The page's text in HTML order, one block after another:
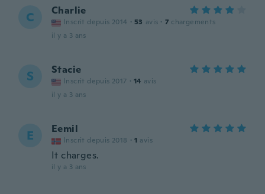
C Charlie
Inscrit depuis 2014 · 53 avis · 7 chargements
il y a 3 ans
S Stacie
Inscrit depuis 2017 · 14 avis
il y a 3 ans
E Eemil
Inscrit depuis 2018 · 1 avis
It charges.
il y a 3 ans